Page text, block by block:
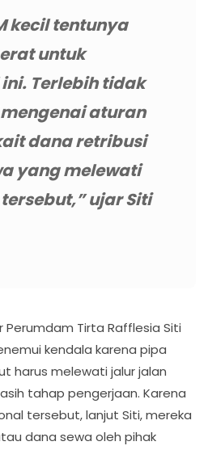
kecil tentunya
untuk
Terlebih tidak
aturan
dana retribusi
yang melewati
ujar Siti
Perumdam Tirta Rafflesia Siti
kendala karena pipa
harus melewati jalur jalan
tahap pengerjaan. Karena
tersebut, lanjut Siti, mereka
dana sewa oleh pihak